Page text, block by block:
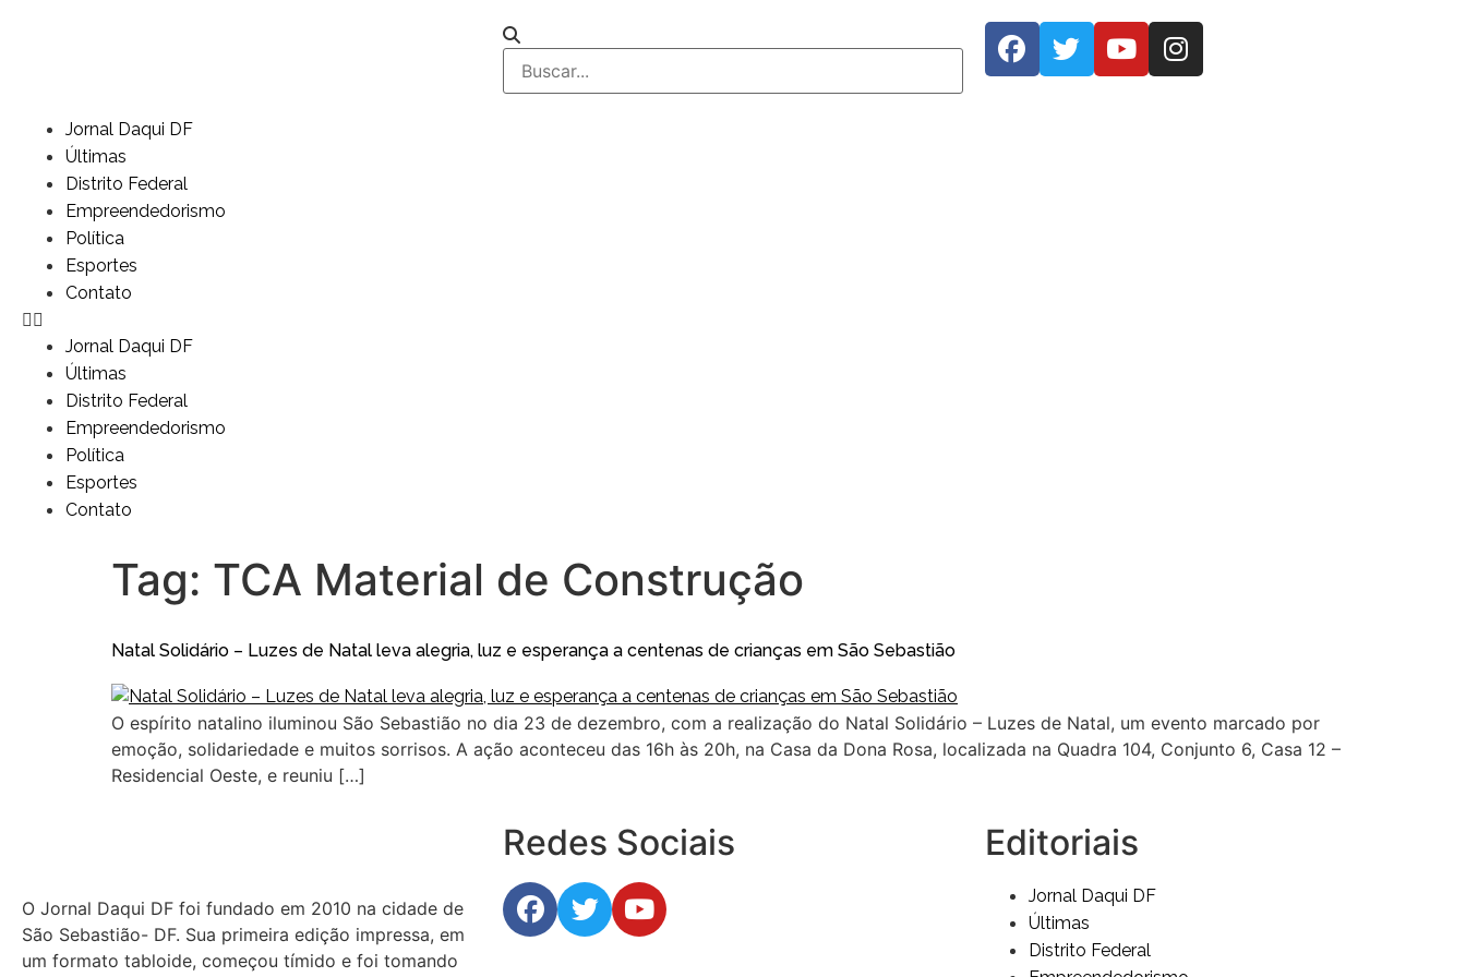
Jornal Daqui DF
Últimas
Distrito Federal
Empreendedorismo
Política
Esportes
Contato
Jornal Daqui DF
Últimas
Distrito Federal
Empreendedorismo
Política
Esportes
Contato
Tag: TCA Material de Construção
Natal Solidário – Luzes de Natal leva alegria, luz e esperança a centenas de crianças em São Sebastião
O espírito natalino iluminou São Sebastião no dia 23 de dezembro, com a realização do Natal Solidário – Luzes de Natal, um evento marcado por
emoção, solidariedade e muitos sorrisos. A ação aconteceu das 16h às 20h, na Casa da Dona Rosa, localizada na Quadra 104, Conjunto 6, Casa 12 –
Residencial Oeste, e reuniu […]
O Jornal Daqui DF foi fundado em 2010 na cidade de
São Sebastião- DF. Sua primeira edição impressa, em
um formato tabloide, começou tímido e foi tomando
Redes Sociais Editoriais
Jornal Daqui DF
Últimas
Distrito Federal